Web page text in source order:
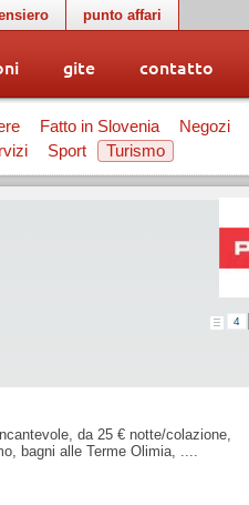
punto affari
gite contatto
Fatto in Slovenia
Negozi
Sport Turismo
4
da 25 € notte/colazione,
bagni alle Terme Olimia, ....